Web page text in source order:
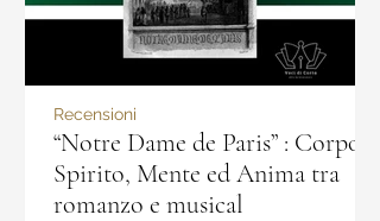
“Notre Dame de Paris” : Corpo,
Spirito, Mente ed Anima tra
romanzo e musical
Recensioni